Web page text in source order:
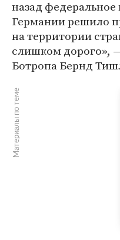
назад федеральное
Германии решило
на территории
слишком дорого»,
Ботропа Бернд
Материалы по теме